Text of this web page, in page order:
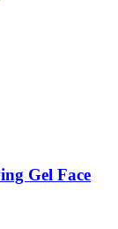
Gel Face